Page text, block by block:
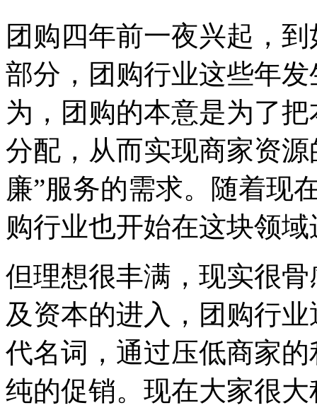
团购四年前一夜兴起，
部分，团购行业这些年
为，团购的本意是为了
分配，从而实现商家资
廉”服务的需求。随着现
购行业也开始在这块领
但理想很丰满，现实很
及资本的进入，团购行
代名词，通过压低商家
纯的促销。现在大家很